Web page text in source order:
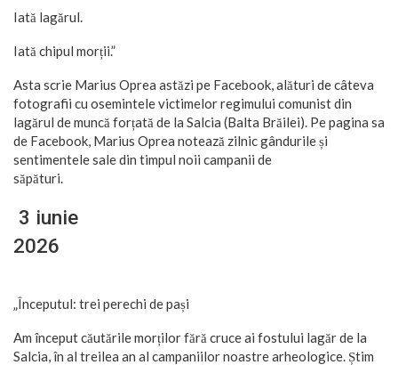
Iată lagărul.
Iată chipul morții.”
Asta scrie Marius Oprea astăzi pe Facebook, alături de câteva
fotografii cu osemintele victimelor regimului comunist din
lagărul de muncă forțată de la Salcia (Balta Brăilei). Pe pagina sa
de Facebook, Marius Oprea notează zilnic gândurile și
sentimentele sale din timpul noii campanii de
3 iunie
„Începutul: trei perechi de pași
Am început căutările morților fără cruce ai fostului lagăr de la
Salcia, în al treilea an al campaniilor noastre arheologice. Știm